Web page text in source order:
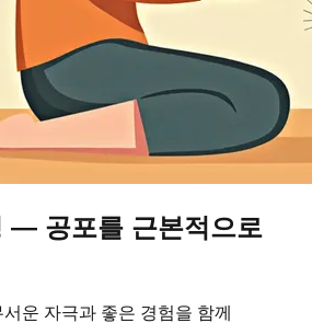
— 공포를 근본적으로
운 자극과 좋은 경험을 함께